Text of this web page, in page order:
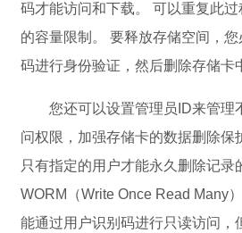
码才能访问和下载。 可以重复此
的容量限制。 要释放存储空间，
码进行身份验证，然后删除存储卡
您还可以设置管理员ID来管理
问权限，加强存储卡的数据删除保
只有指定的用户才能永久删除记录
WORM（Write Once Read Many
能通过用户识别码进行只读访问，